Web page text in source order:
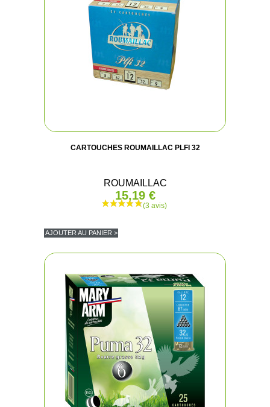
CARTOUCHES ROUMAILLAC PLFI 32
ROUMAILLAC
15,19 €
AJOUTER AU PANIER >